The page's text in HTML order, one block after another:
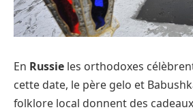
En Russie les orthodoxes
cette date, le père gelo et
folklore local donnent des